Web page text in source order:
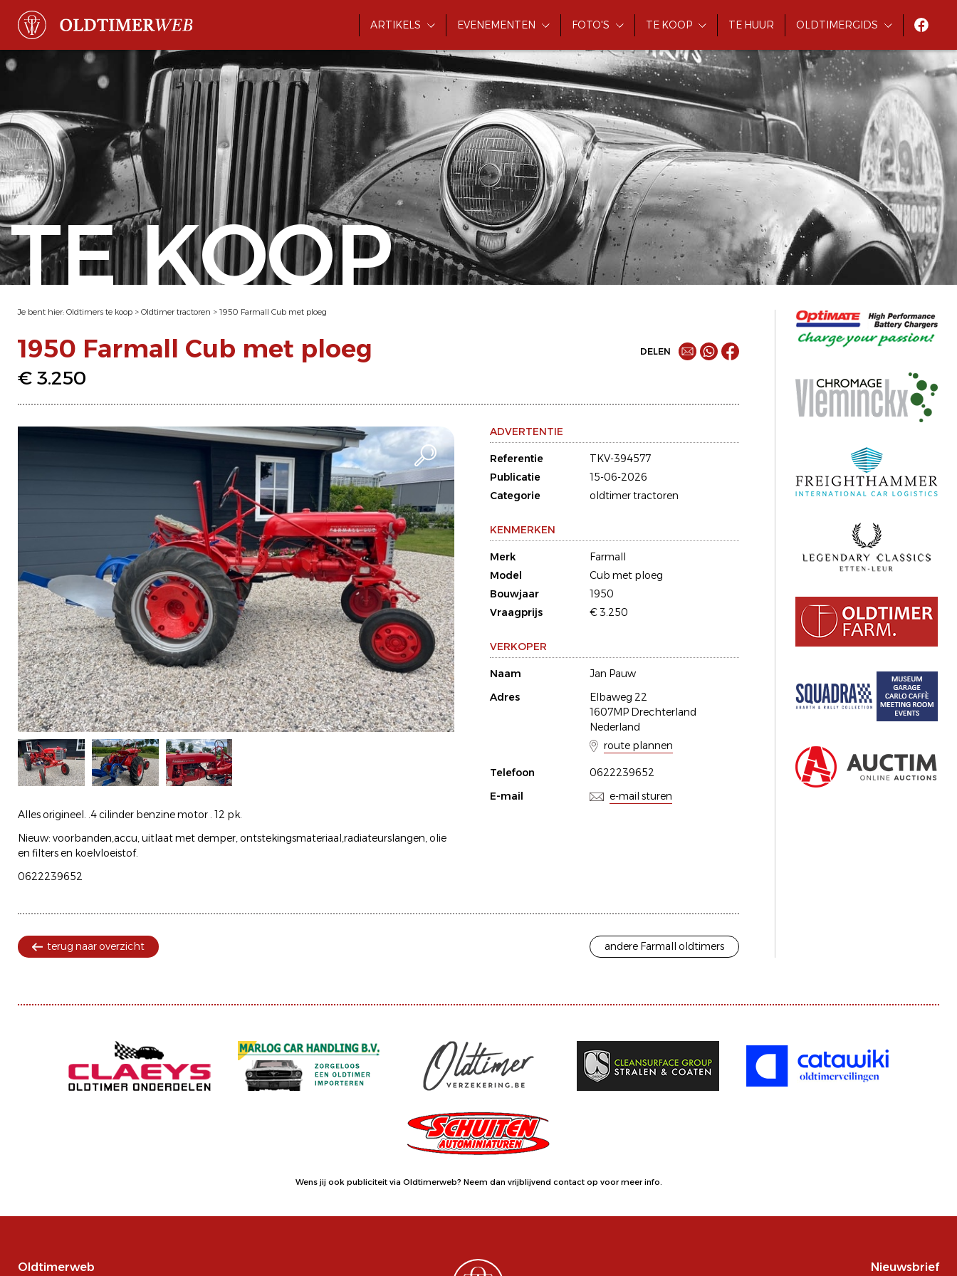
ARTIKELS EVENEMENTEN FOTO'S TE KOOP TE HUUR OLDTIMERGIDS
TE KOOP
Je bent hier: Oldtimers te koop > Oldtimer tractoren > 1950 Farmall Cub met ploeg
1950 Farmall Cub met ploeg
€ 3.250
DELEN
Alles origineel. .4 cilinder benzine motor . 12 pk.
Nieuw: voorbanden,accu, uitlaat met demper, ontstekingsmateriaal,radiateurslangen, olie
en filters en koelvloeistof.
0622239652
ADVERTENTIE
Referentie
TKV-394577
Publicatie
15-06-2026
Categorie
oldtimer tractoren
KENMERKEN
Merk
Farmall
Model
Cub met ploeg
Bouwjaar
1950
Vraagprijs
€ 3.250
VERKOPER
Naam
Jan Pauw
Adres
Elbaweg 22
1607MP Drechterland
Nederland
route plannen
Telefoon
0622239652
E-mail
e-mail sturen
terug naar overzicht andere Farmall oldtimers
Wens jij ook publiciteit via Oldtimerweb? Neem dan vrijblijvend contact op voor meer info.
Oldtimerweb Nieuwsbrief